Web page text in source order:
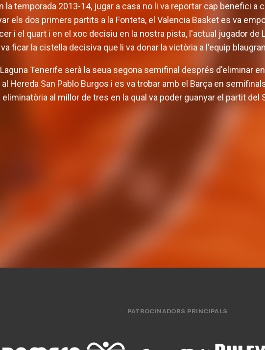
la temporada 2013-14, jugar a casa no li va reportar cap benefici a
els dos primers partits a la Fonteta, el Valencia Basket es va
i el quart i en el xoc decisiu en la nostra pista, l'actual jugador de
ficar la cistella decisiva que li va donar la victòria a l'equip
Laguna Tenerife serà la seua segona semifinal després d'eliminar
Hereda San Pablo Burgos i es va trobar amb el Barça en
eliminatòria al millor de tres en la qual va poder guanyar el partit del
PATROCINADORS PRINCIPALS